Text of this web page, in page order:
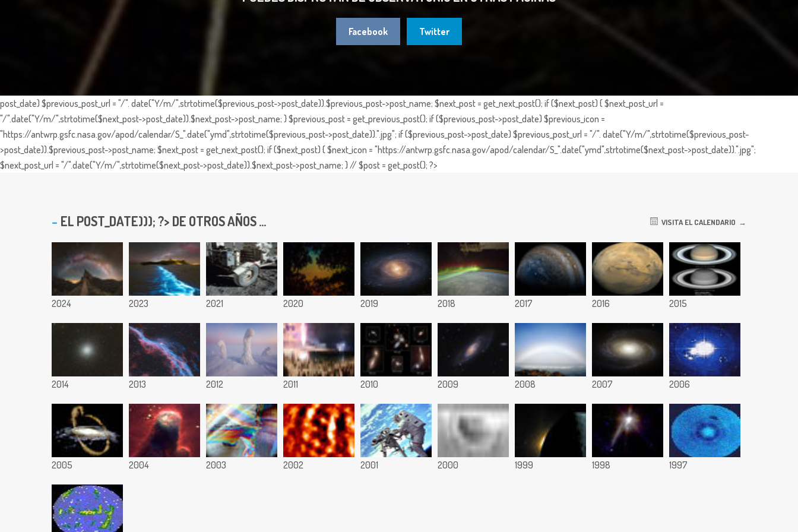
Facebook Twitter
post_date) $previous_post_url = "/". date("Y/m/",strtotime($previous_post->post_date)).$previous_post->post_name; $next_post = get_next_post(); if ($next_post) { $next_post_url =
"/".date("Y/m/",strtotime($next_post->post_date)).$next_post->post_name; } $previous_post = get_previous_post(); if ($previous_post->post_date) $previous_icon =
"https://antwrp.gsfc.nasa.gov/apod/calendar/S_".date("ymd",strtotime($previous_post->post_date)).".jpg"; if ($previous_post->post_date) $previous_post_url = "/". date("Y/m/",strtotime($previous_post-
>post_date)).$previous_post->post_name; $next_post = get_next_post(); if ($next_post) { $next_icon = "https://antwrp.gsfc.nasa.gov/apod/calendar/S_".date("ymd",strtotime($next_post->post_date)).".jpg";
$next_post_url = "/".date("Y/m/",strtotime($next_post->post_date)).$next_post->post_name; } // $post = get_post(); ?>
EL POST_DATE))); ?> DE OTROS AÑOS ... VISITA EL CALENDARIO
2024 2023 2021 2020 2019 2018 2017 2016 2015
2014 2013 2012 2011 2010 2009 2008 2007 2006
2005 2004 2003 2002 2001 2000 1999 1998 1997